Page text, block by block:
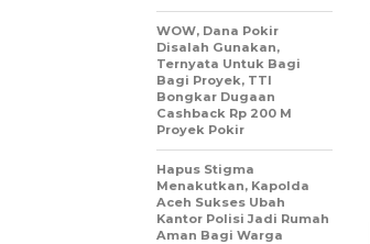
WOW, Dana Pokir
Disalah Gunakan,
Ternyata Untuk Bagi
Bagi Proyek, TTI
Bongkar Dugaan
Cashback Rp 200 M
Proyek Pokir
Hapus Stigma
Menakutkan, Kapolda
Aceh Sukses Ubah
Kantor Polisi Jadi Rumah
Aman Bagi Warga